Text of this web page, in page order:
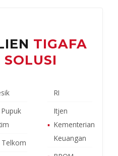
TIGAFA
Pupuk
Telkom
RI
▪
Itjen
Kementerian
Keuangan